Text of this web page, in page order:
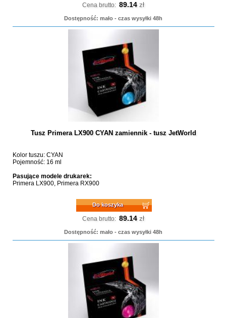
Cena brutto: 89.14 zł
Dostępność: mało - czas wysyłki 48h
Tusz Primera LX900 CYAN zamiennik - tusz JetWorld
Kolor tuszu: CYAN
Pojemność: 16 ml
Pasujące modele drukarek:
Primera LX900, Primera RX900
Do koszyka
Cena brutto: 89.14 zł
Dostępność: mało - czas wysyłki 48h